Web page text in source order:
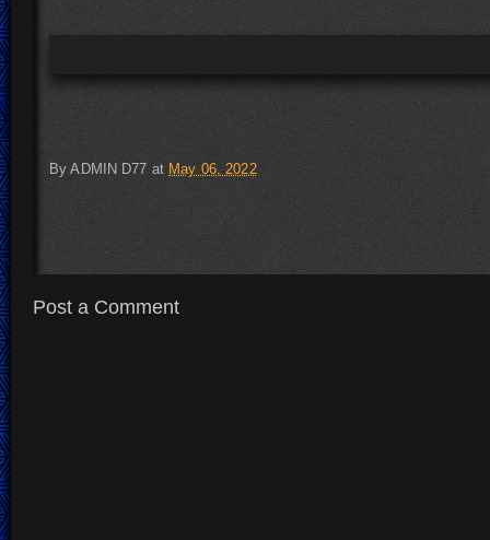
ByADMIN D77 at May 06, 2022
Post a Comment